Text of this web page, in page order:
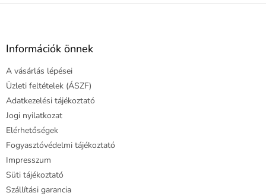
L
Információk önnek
A vásárlás lépései
Üzleti feltételek (ÁSZF)
Adatkezelési tájékoztató
Jogi nyilatkozat
Elérhetőségek
Fogyasztóvédelmi tájékoztató
Impresszum
Süti tájékoztató
Szállítási garancia